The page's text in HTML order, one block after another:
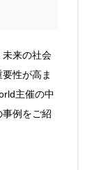
来の社会
性が高ま
主催の中
例をご紹